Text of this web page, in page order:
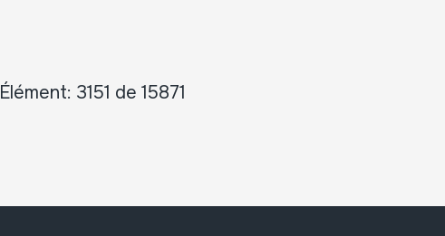
Élément: 3151 de 15871